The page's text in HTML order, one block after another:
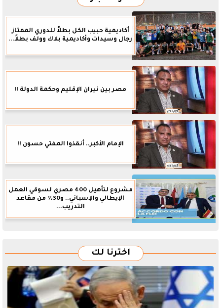
أكاديمية حبيب الكل بطلاً للدوري الممتاز
رجال وسيدات وأكاديمية بلاك وولف بطلاً...
مصر بين نيران الإقليم وحكمة الدولة !!
الإمام الأكبر.. أنقذوا المفتي حسون !!
مشروع لتأهيل 400 مصري لسوقي العمل
الإيطالي والإسباني.. و30% من مقاعد
التدريب...
اخترنا لك